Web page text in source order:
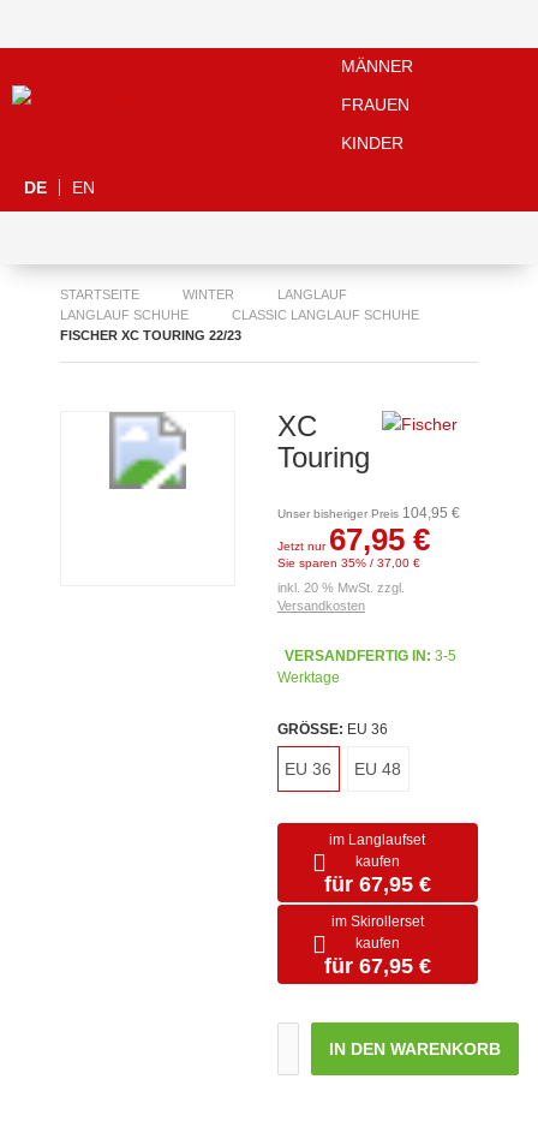
MÄNNER
FRAUEN
KINDER
DE EN
STARTSEITE WINTER
LANGLAUF
LANGLAUF SCHUHE
CLASSIC LANGLAUF SCHUHE
FISCHER XC TOURING 22/23
XC
Touring
Unser bisheriger Preis 104,95 €
Jetzt nur 67,95 €
Sie sparen 35% / 37,00 €
inkl. 20 % MwSt. zzgl.
Versandkosten
VERSANDFERTIG IN: 3-5
Werktage
GRÖSSE: EU 36
EU 36 EU 48
im Langlaufset
kaufen
für 67,95 €
im Skirollerset
kaufen
für 67,95 €
IN DEN WARENKORB